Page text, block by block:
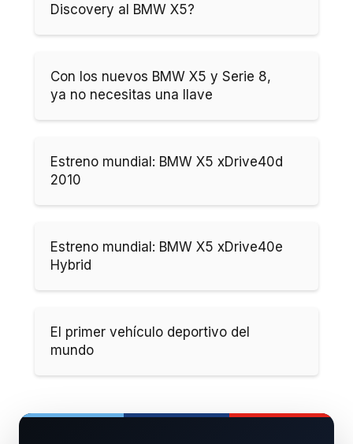
Discovery al BMW X5?
Con los nuevos BMW X5 y Serie 8,
ya no necesitas una llave
Estreno mundial: BMW X5 xDrive40d
2010
Estreno mundial: BMW X5 xDrive40e
Hybrid
El primer vehículo deportivo del
mundo